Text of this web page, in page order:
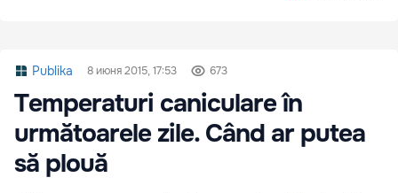
Publika 8 июня 2015, 17:53 673
Temperaturi caniculare în
următoarele zile. Când ar putea
să plouă